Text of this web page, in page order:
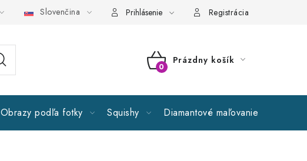
Všeobecné obchodné podmienky GDPR Reklamační řád
Slovenčina Prihlásenie Registrácia
NÁKUPNÝ
Prázdny košík
Obrazy podľa fotky Squishy Diamantové maľovanie